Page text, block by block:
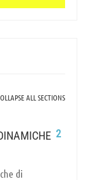
ALL SECTIONS
di
2